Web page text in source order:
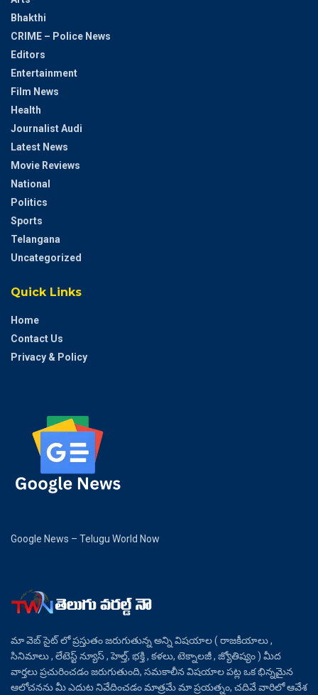
Bhakthi
CRIME – Police News
Editors
Entertainment
Film News
Health
Journalist Audi
Latest News
Movie Reviews
National
Politics
Sports
Telangana
Uncategorized
Quick Links
Home
Contact Us
Privacy & Policy
Google News – Telugu World Now
మా వెబ్ సైట్ లో ప్రస్తుతం జరుగుతున్న అన్ని విషయాల ( రాజకీయాలు ,
సినిమాలు , లేటెస్ట్ న్యూస్ , హెల్త్, భక్తి , కళలు, టెక్నాలజీ , జ్యోతిష్యం ) మీద
వార్తలు ప్రచురించడం జరుగుతుంది, సమకాలీన విషయాల పట్ల ఒక భిన్నమైన
ఆలోచనను మీ ఎదుట నివేదించడం మాత్రమే మా ప్రయత్నం, చదివే వారిలో ఆవేశ